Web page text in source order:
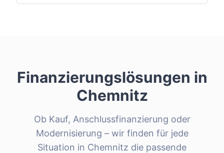
Finanzierungslösungen in
Chemnitz
Ob Kauf, Anschlussfinanzierung oder
Modernisierung – wir finden für jede
Situation in Chemnitz die passende